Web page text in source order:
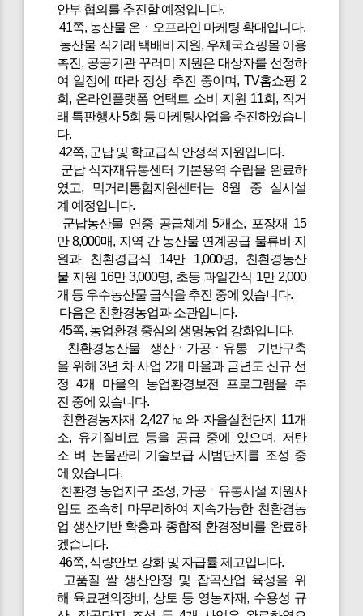
안부 협의를 추진할 예정입니다.
41쪽, 농산물 온ㆍ오프라인 마케팅 확대입니다.
농산물 직거래 택배비 지원, 우체국쇼핑몰 이용
촉진, 공공기관 꾸러미 지원은 대상자를 선정하
여 일정에 따라 정상 추진 중이며, TV홈쇼핑 2
회, 온라인플랫폼 언택트 소비 지원 11회, 직거
래 특판행사 5회 등 마케팅사업을 추진하였습니
다.
42쪽, 군납 및 학교급식 안정적 지원입니다.
군납 식자재유통센터 기본용역 수립을 완료하
였고, 먹거리통합지원센터는 8월 중 실시설
계 예정입니다.
군납농산물 연중 공급체계 5개소, 포장재 15
만 8,000매, 지역 간 농산물 연계공급 물류비 지
원과 친환경급식 14만 1,000명, 친환경농산
물 지원 16만 3,000명, 초등 과일간식 1만 2,000
개 등 우수농산물 급식을 추진 중에 있습니다.
다음은 친환경농업과 소관입니다.
45쪽, 농업환경 중심의 생명농업 강화입니다.
친환경농산물 생산ㆍ가공ㆍ유통 기반구축
을 위해 3년 차 사업 2개 마을과 금년도 신규 선
정 4개 마을의 농업환경보전 프로그램을 추
진 중에 있습니다.
친환경농자재 2,427㏊와 자율실천단지 11개
소, 유기질비료 등을 공급 중에 있으며, 저탄
소 벼 논물관리 기술보급 시범단지를 조성 중
에 있습니다.
친환경 농업지구 조성, 가공ㆍ유통시설 지원사
업도 조속히 마무리하여 지속가능한 친환경농
업 생산기반 확충과 종합적 환경정비를 완료하
겠습니다.
46쪽, 식량안보 강화 및 자급률 제고입니다.
고품질 쌀 생산안정 및 잡곡산업 육성을 위
해 육묘편의장비, 상토 등 영농자재, 수용성 규